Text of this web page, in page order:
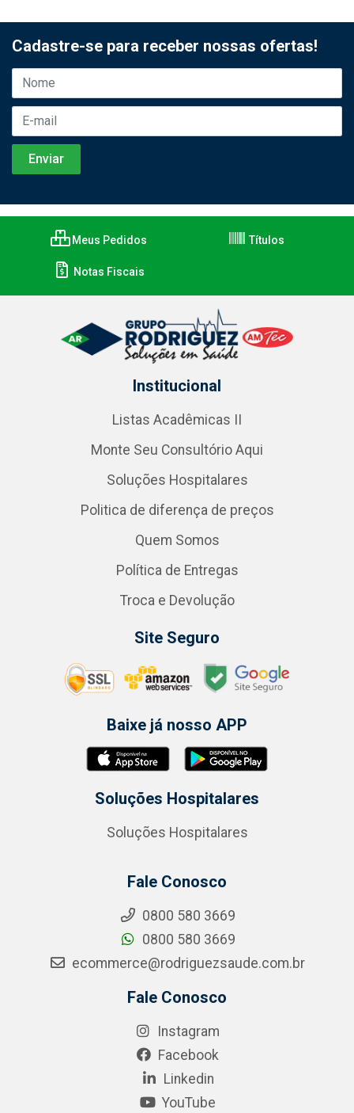
Cadastre-se para receber nossas ofertas!
Meus Pedidos Títulos
Notas Fiscais
Institucional
Listas Acadêmicas II
Monte Seu Consultório Aqui
Soluções Hospitalares
Politica de diferença de preços
Quem Somos
Política de Entregas
Troca e Devolução
Site Seguro
Baixe já nosso APP
Soluções Hospitalares
Soluções Hospitalares
Fale Conosco
0800 580 3669
0800 580 3669
ecommerce@rodriguezsaude.com.br
Fale Conosco
Instagram
Facebook
Linkedin
YouTube